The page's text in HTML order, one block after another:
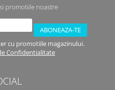
promotiile noastre
cu promotiile magazinului.
Confidentialitate